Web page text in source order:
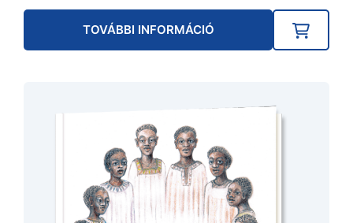
TOVÁBBI INFORMÁCIÓ